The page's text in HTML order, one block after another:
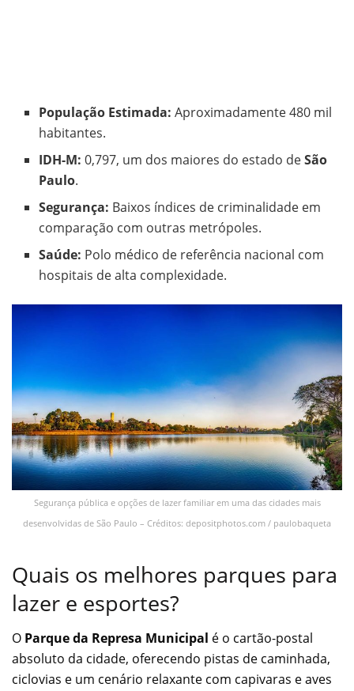
População Estimada: Aproximadamente 480 mil
habitantes.
IDH-M: 0,797, um dos maiores do estado deSão
Paulo.
Segurança: Baixos índices de criminalidade em
comparação com outras metrópoles.
Saúde: Polo médico de referência nacional com
hospitais de alta complexidade.
Segurança pública e opções de lazer familiar em uma das cidades mais
desenvolvidas de São Paulo – Créditos: depositphotos.com / paulobaqueta
Quais os melhores parques para
lazer e esportes?
O Parque da Represa Municipal é o cartão-postal
absoluto da cidade, oferecendo pistas de caminhada,
ciclovias e um cenário relaxante com capivaras e aves